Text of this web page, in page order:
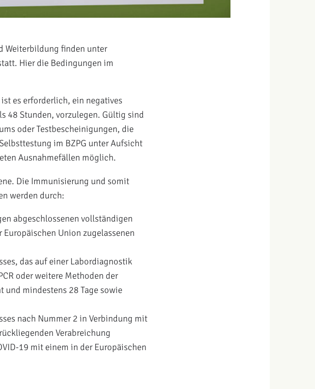
Weiterbildung finden unter
Hier die Bedingungen im
es erforderlich, ein negatives
48 Stunden, vorzulegen. Gültig sind
oder Testbescheinigungen, die
im BZPG unter Aufsicht
Ausnahmefällen möglich.
Die Immunisierung und somit
werden durch:
abgeschlossenen vollständigen
Union zugelassenen
das auf einer Labordiagnostik
oder weitere Methoden der
mindestens 28 Tage sowie
nach Nummer 2 in Verbindung mit
Verabreichung
19 mit einem in der Europäischen